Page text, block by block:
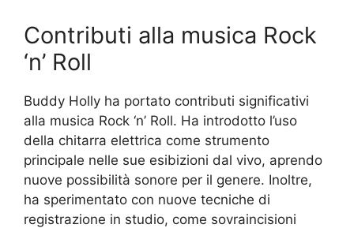
Contributi alla musica Rock
‘n’ Roll
Buddy Holly ha portato contributi significativi
alla musica Rock ‘n’ Roll. Ha introdotto l’uso
della chitarra elettrica come strumento
principale nelle sue esibizioni dal vivo, aprendo
nuove possibilità sonore per il genere. Inoltre,
ha sperimentato con nuove tecniche di
registrazione in studio, come sovraincisioni